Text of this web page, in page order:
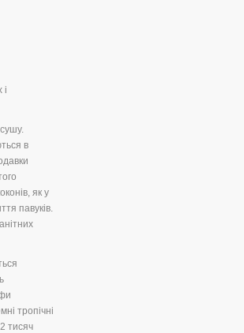
в
як у
павуків.
тропічні
тисяч